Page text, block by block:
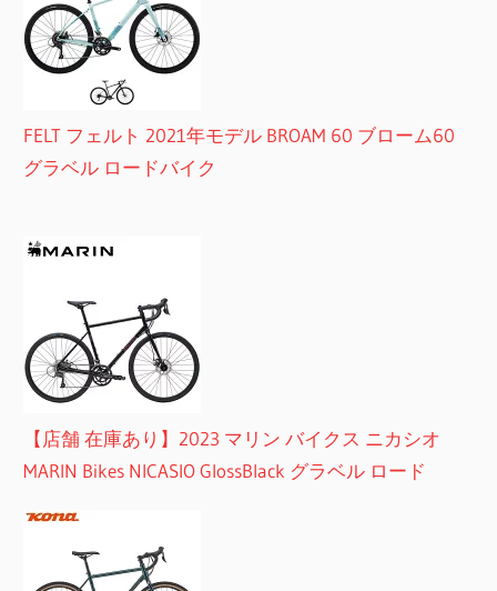
FELT フェルト 2021年モデル BROAM 60 ブローム60
グラベル ロードバイク
【店舗 在庫あり】2023 マリン バイクス ニカシオ
MARIN Bikes NICASIO GlossBlack グラベル ロード